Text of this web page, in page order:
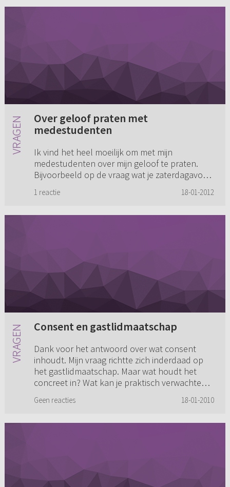
Over geloof praten met
medestudenten
Ik vind het heel moeilijk om met mijn
medestudenten over mijn geloof te praten.
Bijvoorbeeld op de vraag wat je zaterdagavond
zeggen dat ik christen ben en ...
1 reactie 18-01-2012
Consent en gastlidmaatschap
Dank voor het antwoord over wat consent
inhoudt. Mijn vraag richtte zich inderdaad op
het gastlidmaatschap. Maar wat houdt het
concreet in? Wat kan je praktisch verwachten
Geen reacties 18-01-2010